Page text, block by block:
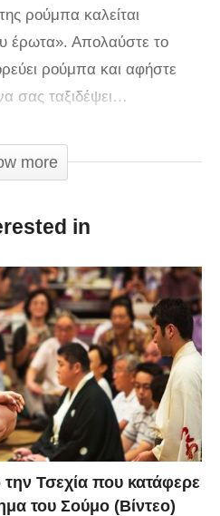
ρούμπα καλείται
έρωτα». Απολαύστε το
ρούμπα και αφήστε
σας ταξιδέψει…
more
in
Τσεχία που κατάφερε
του Σούμο (Βίντεο)